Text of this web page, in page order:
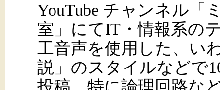
YouTube チャンネル「
室」にてIT・情報系の
工音声を使用した、い
説」のスタイルなどで
投稿。特に論理回路な